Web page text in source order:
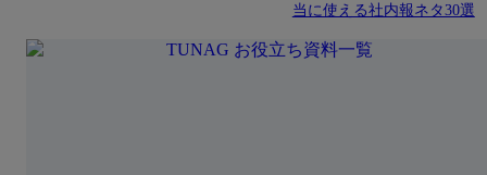
当に使える社内報ネタ30選